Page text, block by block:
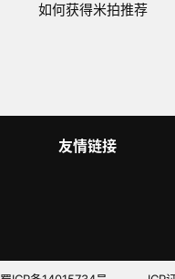
如何获得米拍推荐
友情链接